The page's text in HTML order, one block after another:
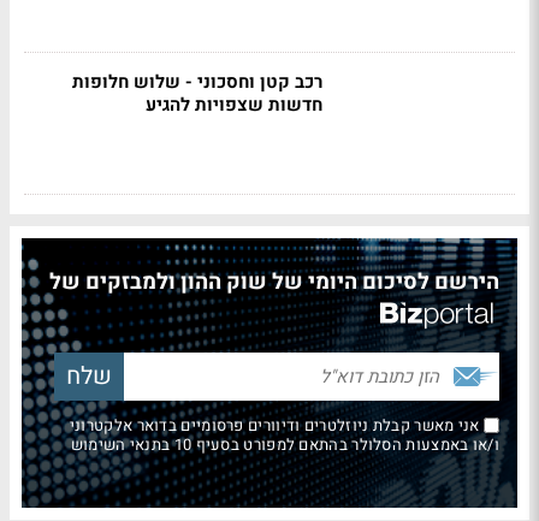
רכב קטן וחסכוני - שלוש חלופות
חדשות שצפויות להגיע
הירשם לסיכום היומי של שוק ההון ולמבזקים של
אני מאשר קבלת ניוזלטרים ודיוורים פרסומיים בדואר אלקטרוני
ו/או באמצעות הסלולר בהתאם למפורט בסעיף 10 בתנאי השימוש